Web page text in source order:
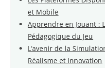
et Mobile
Apprendre en Jouant :
Pédagogique du Jeu
L’avenir de la
Réalisme et Innovation